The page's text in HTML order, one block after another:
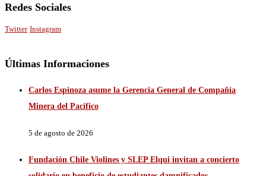
Redes Sociales
Twitter Instagram
Últimas Informaciones
Carlos Espinoza asume la Gerencia General de Compañía
Minera del Pacífico
5 de agosto de 2026
Fundación Chile Violines y SLEP Elqui invitan a concierto